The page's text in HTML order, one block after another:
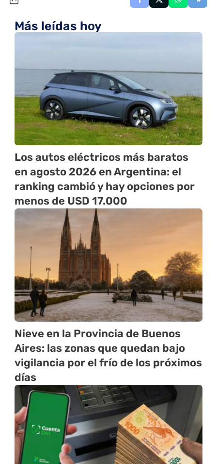
Más leídas hoy
Los autos eléctricos más baratos
en agosto 2026 en Argentina: el
ranking cambió y hay opciones por
menos de USD 17.000
Nieve en la Provincia de Buenos
Aires: las zonas que quedan bajo
vigilancia por el frío de los próximos
días